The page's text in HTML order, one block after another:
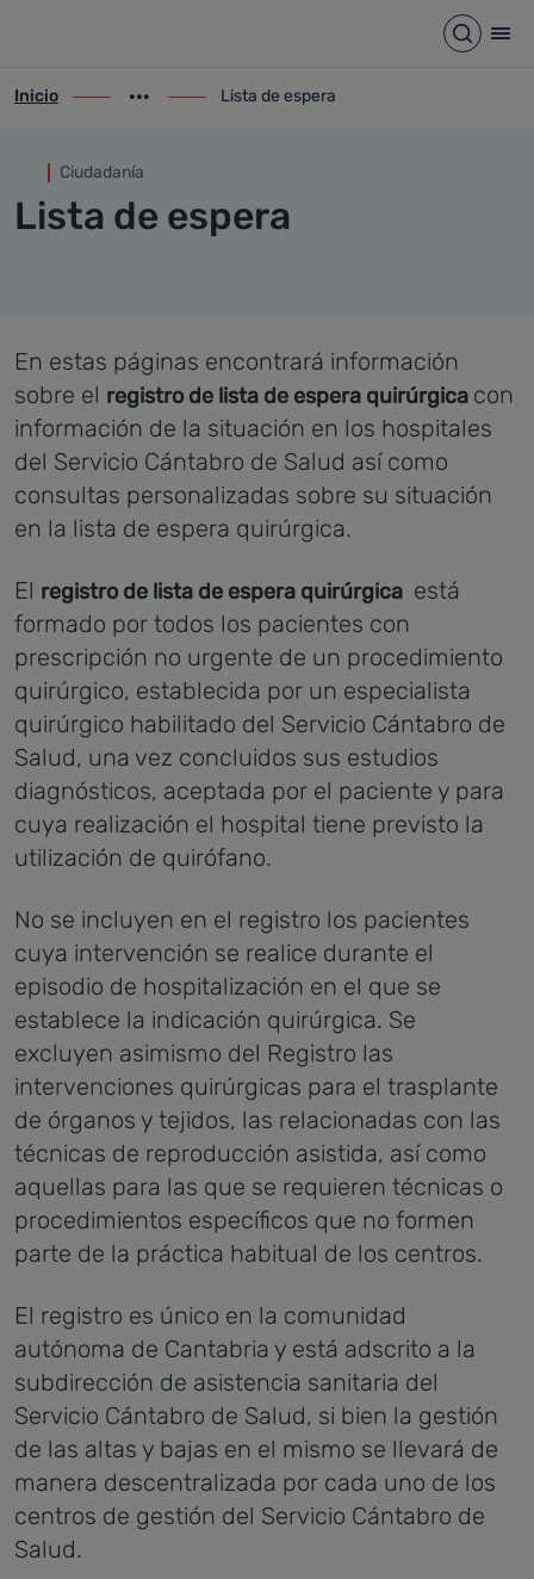
Abrir
ir-a inicio
Inicio
Mostrar opciones del camino de migas
ir-a Lista de espera
Lista de espera
Ciudadanía
Lista de espera
En estas páginas encontrará información
sobre el registro de lista de espera quirúrgica con
información de la situación en los hospitales
del Servicio Cántabro de Salud así como
consultas personalizadas sobre su situación
en la lista de espera quirúrgica.
El registro de lista de espera quirúrgica está
formado por todos los pacientes con
prescripción no urgente de un procedimiento
quirúrgico, establecida por un especialista
quirúrgico habilitado del Servicio Cántabro de
Salud, una vez concluidos sus estudios
diagnósticos, aceptada por el paciente y para
cuya realización el hospital tiene previsto la
utilización de quirófano.
No se incluyen en el registro los pacientes
cuya intervención se realice durante el
episodio de hospitalización en el que se
establece la indicación quirúrgica. Se
excluyen asimismo del Registro las
intervenciones quirúrgicas para el trasplante
de órganos y tejidos, las relacionadas con las
técnicas de reproducción asistida, así como
aquellas para las que se requieren técnicas o
procedimientos específicos que no formen
parte de la práctica habitual de los centros.
El registro es único en la comunidad
autónoma de Cantabria y está adscrito a la
subdirección de asistencia sanitaria del
Servicio Cántabro de Salud, si bien la gestión
de las altas y bajas en el mismo se llevará de
manera descentralizada por cada uno de los
centros de gestión del Servicio Cántabro de
Salud.